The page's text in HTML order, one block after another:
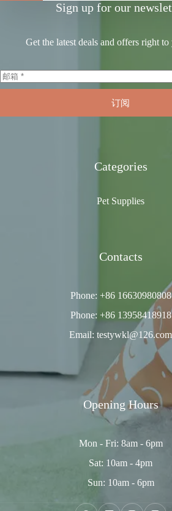
Sign up for our
Get the latest deals and offers right
订阅
Categories
Pet Supplies
Contacts
Phone: +86 16630980808
Phone: +86 13958418918
Email: testywkl@126.com
Opening Hours
Mon - Fri: 8am - 6pm
Sat: 10am - 4pm
Sun: 10am - 6pm